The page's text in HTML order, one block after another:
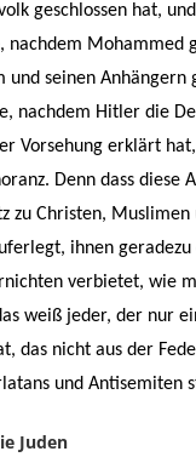
geschlossen hat,
nachdem Mohammed
und seinen Anhängern
nachdem Hitler die
Vorsehung erklärt
Denn dass diese
zu Christen,
ihnen
verbietet, wie
weiß jeder, der nur
das nicht aus der
und Antisemiten
Juden